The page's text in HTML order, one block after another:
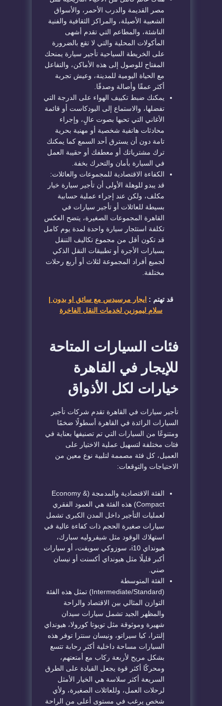
مصر القديمة والدرب الأحمر، والأسواق
الشعبية الأصيلة، والمراكز الثقافية والفنية
الناشئة، والمطاعم التي تقدم أشهى
المأكولات المحلية والتي لا تقع بالضرورة
على الخريطة السياحية تأجير سيارة يمنحك
المفتاح للوصول إلى هذه الأماكن، والتفاعل
مع الحياة اليومية للمدينة، وعيش تجربة
أكثر عمقًا وأصالة وصدقًا.
يمكنك ضبط تكييف الهواء على الدرجة التي
تفضلها، والاستماع إلى البودكاست أو قائمة
الأغاني التي تحبها بصوت عالٍ، وإجراء
محادثات هاتفية شخصية أو مهنية بحرية
تامة دون أن يسترق أحد السمع كما يمكنك
ترك مشترياتك أو معطفك أو حقيبة العمل
في السيارة بأمان والتحرك بخفة.
الكفاءة الاقتصادية للمجموعات والعائلات:
قد يبدو للوهلة الأولى أن تأجير سيارة خيار
مكلف، ولكن عند إجراء عملية حسابية
بسيطة للعائلات أو تأجير سيارات في
القاهرة المجموعات الصغيرة، يتضح العكس
تكلفة استئجار سيارة واحدة لمدة يوم كامل
قد تكون أقل من مجموع تكاليف التنقل
بسيارات الأجرة أو تطبيقات النقل الذكي
لجميع أفراد المجموعة لثلاث أو أربع رحلات
مختلفة.
قد تهتم : ايجار مرسيدس مع سائق او بدون |
سلام ليموزين لخدمات النقل الفاخرة
فئات السيارات المتاحة
للإيجار في القاهرة
خيارات لكل الأذواق
تأجير سيارات في القاهرة تقدم شركات تأجير
السيارات الرائدة في القاهرة أسطولًا ضخمًا
ومتنوعًا من السيارات التي تم تصنيفها بعناية في
فئات مختلفة لتسهيل عملية الاختيار على
العميل، كل فئة مصممة لتلبية نوع معين من
الاحتياجات والتوقعات:
الفئة الاقتصادية والمدمجة (Economy &
Compact) هذه الفئة هي العمود الفقري
لعمليات التأجير داخل المدن الكبرى تشمل
سيارات صغيرة الحجم ذات كفاءة عالية في
استهلاك الوقود مثل شيفروليه سبارك،
هيونداي i10، سوزوكي سويفت، أو سيارات
أكبر قليلًا مثل هيونداي أكسنت أو نيسان
صني.
الفئة المتوسطة
(Intermediate/Standard) تمثل هذه الفئة
التوازن المثالي بين الاقتصاد والراحة
والمظهر الجيد تشمل سيارات سيدان
شهيرة وموثوقة مثل تويوتا كورولا، هيونداي
إلنترا، كيا سيراتو، ونيسان سنترا توفر هذه
السيارات مساحة داخلية أكثر رحابة تتسع
بشكل مريح لأربعة ركاب مع أمتعتهم،
ومحركًا أكثر قوة يجعل القيادة على الطرق
السريعة أكثر سلاسة هي الخيار الأمثل
لرحلات العمل، وللعائلات الصغيرة، ولأي
شخص يرغب في مستوى أعلى من الراحة